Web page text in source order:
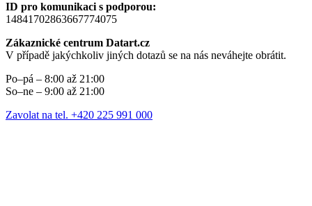
ID pro komunikaci s podporou:
14841702863667774075
Zákaznické centrum Datart.cz
V případě jakýchkoliv jiných dotazů se na nás neváhejte obrátit.
Po–pá – 8:00 až 21:00
So–ne – 9:00 až 21:00
Zavolat na tel. +420 225 991 000